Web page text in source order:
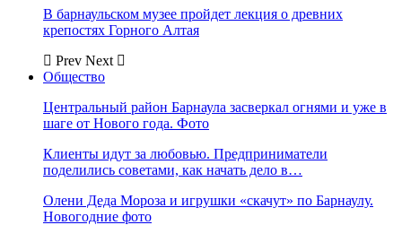
В барнаульском музее пройдет лекция о древних
крепостях Горного Алтая
Prev Next
Общество
Центральный район Барнаула засверкал огнями и уже в
шаге от Нового года. Фото
Клиенты идут за любовью. Предприниматели
поделились советами, как начать дело в…
Олени Деда Мороза и игрушки «скачут» по Барнаулу.
Новогодние фото